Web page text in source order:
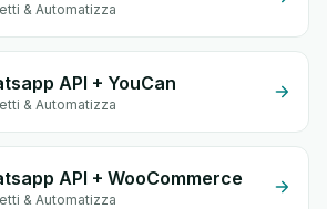
& Automatizza
API + YouCan
& Automatizza
API + WooCommerce
& Automatizza